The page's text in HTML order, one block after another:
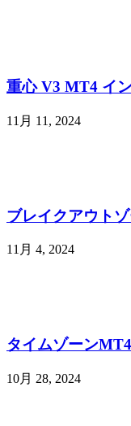
重心 V3 MT4 イ
11月 11, 2024
ブレイクアウト
11月 4, 2024
タイムゾーン
10月 28, 2024